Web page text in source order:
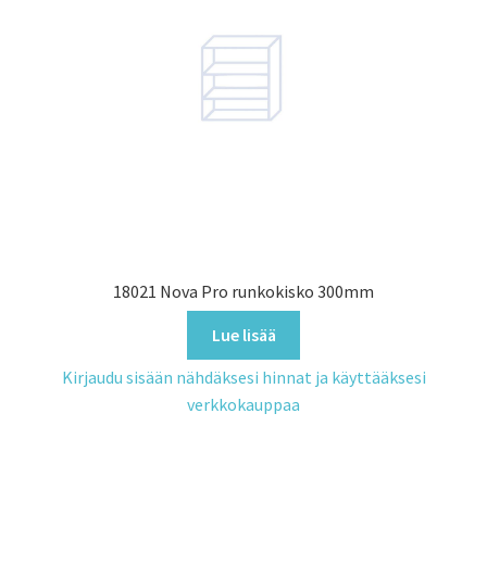
18021 Nova Pro runkokisko 300mm
Lue lisää
Kirjaudu sisään nähdäksesi hinnat ja käyttääksesi
verkkokauppaa